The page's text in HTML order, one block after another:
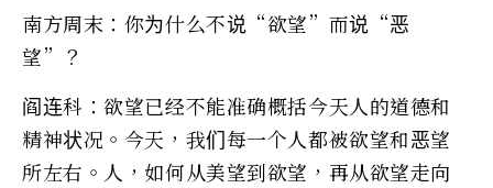
南方周末：你为什么不说“欲望”而说“恶
望”？
阎连科：欲望已经不能准确概括今天人的道德和
精神状况。今天，我们每一个人都被欲望和恶望
所左右。人，如何从美望到欲望，再从欲望走向